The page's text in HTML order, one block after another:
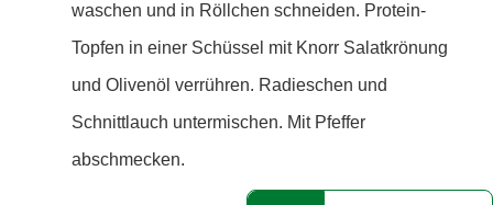
waschen und in Röllchen schneiden. Protein-
Topfen in einer Schüssel mit Knorr Salatkrönung
und Olivenöl verrühren. Radieschen und
Schnittlauch untermischen. Mit Pfeffer
abschmecken.